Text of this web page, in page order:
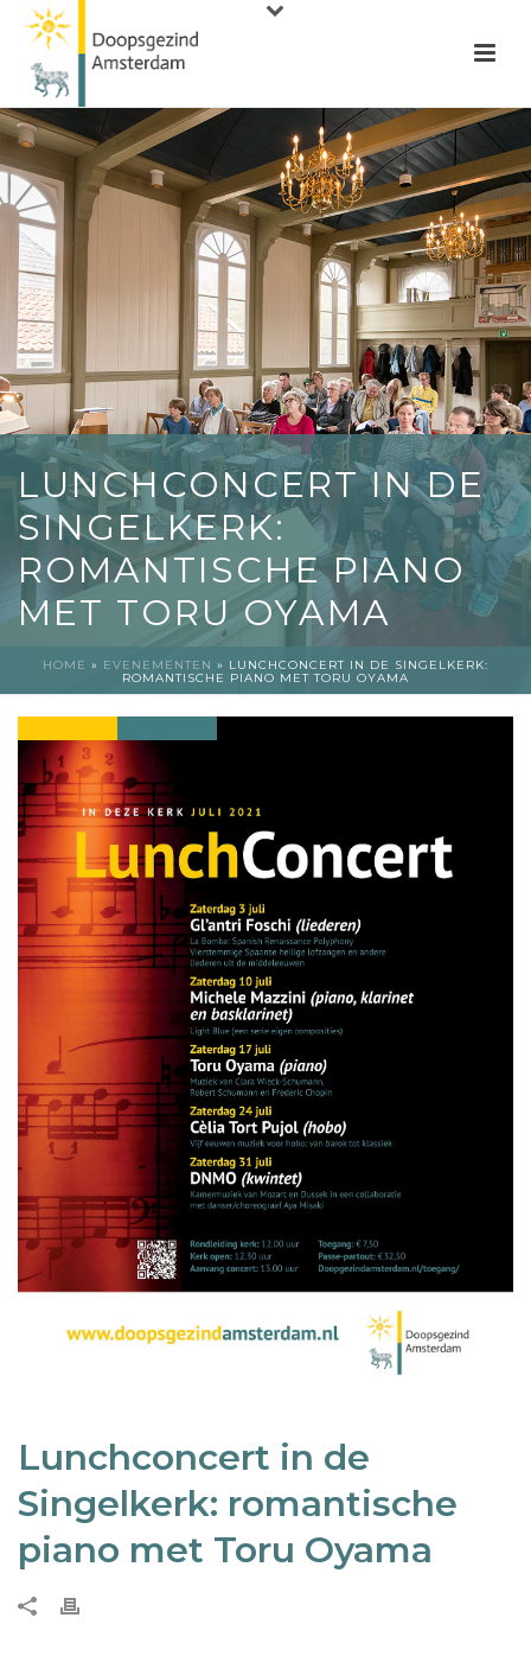
LUNCHCONCERT IN DE
SINGELKERK:
ROMANTISCHE PIANO
MET TORU OYAMA
HOME » EVENEMENTEN » LUNCHCONCERT IN DE SINGELKERK:
ROMANTISCHE PIANO MET TORU OYAMA
Lunchconcert in de
Singelkerk: romantische
piano met Toru Oyama